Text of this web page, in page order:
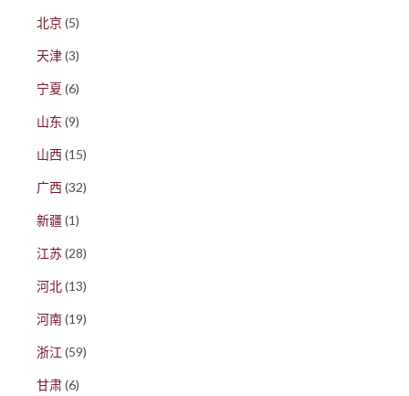
北京(5)
天津(3)
宁夏 (6)
山东 (9)
山西(15)
广西(32)
新疆(1)
江苏(28)
河北(13)
河南(19)
浙江 (59)
甘肃(6)